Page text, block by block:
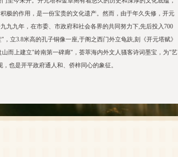
极的作用，是一份宝贵的文化遗产。然而，由于年久失修，开元
九九年，在市委、市政府和社会各界的共同努力下,先后投入700
立3.8米高的孔子铜像一座,于阁之西门外立龟趺,刻《开元塔赋》
而上建立"岭南第一碑廊"，荟萃海内外文人骚客诗词墨宝，为"艺
也是开平政府通人和、侨梓同心的象征。